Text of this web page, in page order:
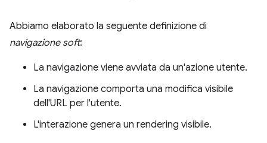
Abbiamo elaborato la seguente definizione di
navigazione soft:
La navigazione viene avviata da un'azione utente.
La navigazione comporta una modifica visibile
dell'URL per l'utente.
L'interazione genera un rendering visibile.